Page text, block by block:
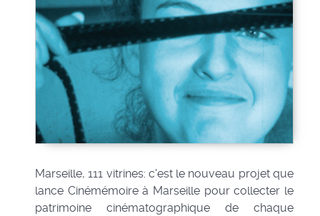
Marseille, 111 vitrines: c'est le nouveau projet que
lance Cinémémoire à Marseille pour collecter le
patrimoine cinématographique de chaque